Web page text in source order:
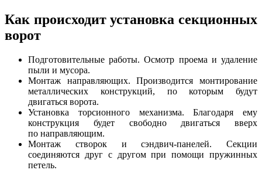
Как происходит установка секционных
ворот
Подготовительные работы. Осмотр проема и удаление
пыли и мусора.
Монтаж направляющих. Производится монтирование
металлических конструкций, по которым будут
двигаться ворота.
Установка торсионного механизма. Благодаря ему
конструкция будет свободно двигаться вверх
по направляющим.
Монтаж створок и сэндвич-панелей. Секции
соединяются друг с другом при помощи пружинных
петель.